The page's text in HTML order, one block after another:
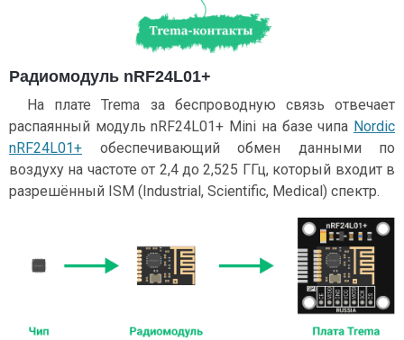
Радиомодуль nRF24L01+
На плате Trema за беспроводную связь отвечает
распаянный модуль nRF24L01+ Mini на базе чипа Nordic
nRF24L01+ обеспечивающий обмен данными по
воздуху на частоте от 2,4 до 2,525 ГГц, который входит в
разрешённый ISM (Industrial, Scientific, Medical) спектр.